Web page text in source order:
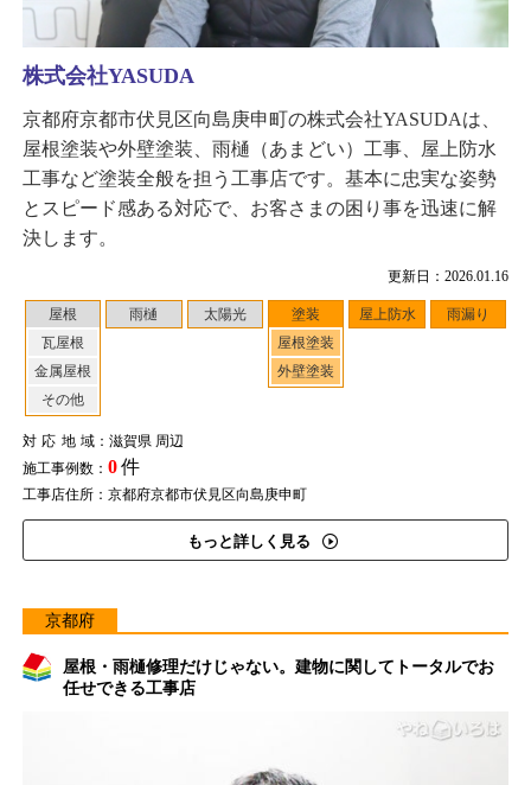
更新日：2026.01.16
屋根
瓦屋根
金属屋根
その他
雨樋 太陽光
塗装
屋根塗装
外壁塗装
屋上防水 雨漏り
対応地域：滋賀県 周辺
施工事例数： 0件
工事店住所：京都府京都市伏見区向島庚申町
もっと詳しく見る
株式会社YASUDA
京都府京都市伏見区向島庚申町の株式会社YASUDAは、
屋根塗装や外壁塗装、雨樋（あまどい）工事、屋上防水
工事など塗装全般を担う工事店です。基本に忠実な姿勢
とスピード感ある対応で、お客さまの困り事を迅速に解
決します。
京都府
屋根・雨樋修理だけじゃない。建物に関してトータルでお
任せできる工事店